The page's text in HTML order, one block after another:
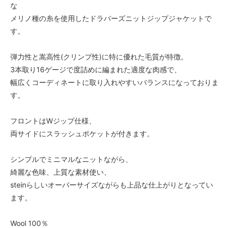
な
メリノ種の糸を使用したドラバーズニットジップジャケットで
す。
弾力性と嵩高性(クリンプ性)に特に優れた毛質が特徴。
3本取り16ゲージで度詰めに編まれた適度な肉感で、
幅広くコーディネートに取り入れやすいバランスになっておりま
す。
フロントはWジップ仕様、
両サイドにスラッシュポケットが付きます。
シンプルでミニマルなニットながら、
綺麗な色味、上質な素材使い、
steinらしいオーバーサイズながらも上品な仕上がりとなってい
ます。
Wool 100％